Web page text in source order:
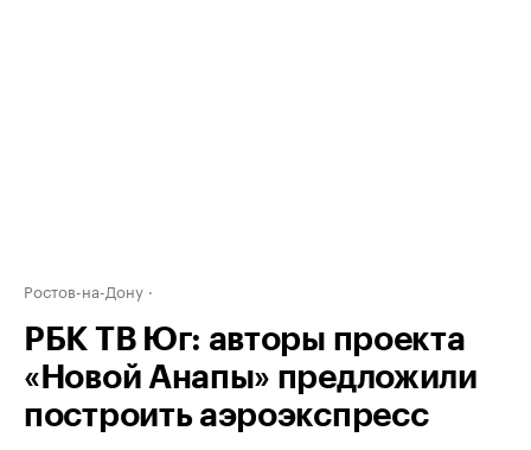
Ростов-на-Дону
РБК ТВ Юг: авторы проекта
«Новой Анапы» предложили
построить аэроэкспресс